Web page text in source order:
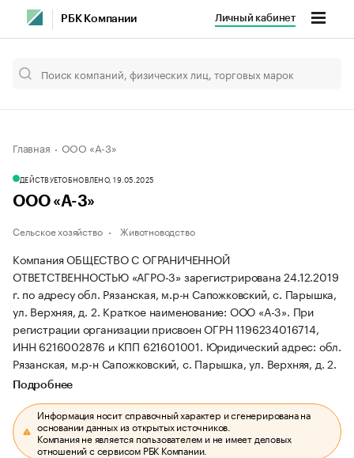
РБК Компании Личный кабинет
Главная ООО «А-3»
ДЕЙСТВУЕТОБНОВЛЕНО, 19.05.2025
ООО «А-3»
Сельское хозяйство Животноводство
Компания ОБЩЕСТВО С ОГРАНИЧЕННОЙ
ОТВЕТСТВЕННОСТЬЮ «АГРО-3» зарегистрирована 24.12.2019
г. по адресу обл. Рязанская, м.р-н Сапожковский, с. Парышка,
ул. Верхняя, д. 2. Краткое наименование: ООО «А-3». При
регистрации организации присвоен ОГРН 1196234016714,
ИНН 6216002876 и КПП 621601001. Юридический адрес: обл.
Рязанская, м.р-н Сапожковский, с. Парышка, ул. Верхняя, д. 2.
Подробнее
Информация носит справочный характер и сгенерирована на
основании данных из открытых источников.
Компания не является пользователем и не имеет деловых
отношений с сервисом РБК Компании.